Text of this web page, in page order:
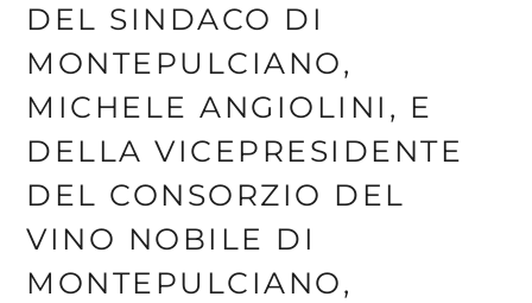
DEL SINDACO DI
MONTEPULCIANO,
MICHELE ANGIOLINI, E
DELLA VICEPRESIDENTE
DEL CONSORZIO DEL
VINO NOBILE DI
MONTEPULCIANO,